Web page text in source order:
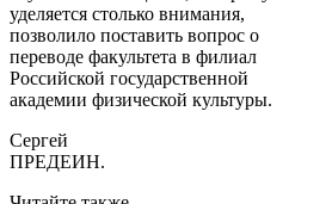
уделяется столько внимания,
позволило поставить вопрос о
переводе факультета в филиал
Российской государственной
академии физической культуры.
Сергей
ПРЕДЕИН.